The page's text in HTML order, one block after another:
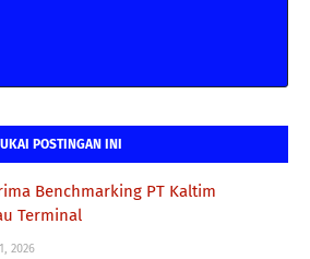
POSTINGAN INI
Benchmarking PT Kaltim
Terminal
2026